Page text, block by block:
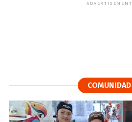
ADVERTISEMENT
COMUNIDAD